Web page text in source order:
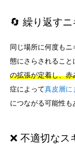
🔄 繰り返す
同じ場所に何度も
態にさらされること
の拡張が定着し、赤
症によって真皮層に
につながる可能性も
❌ 不適切なス